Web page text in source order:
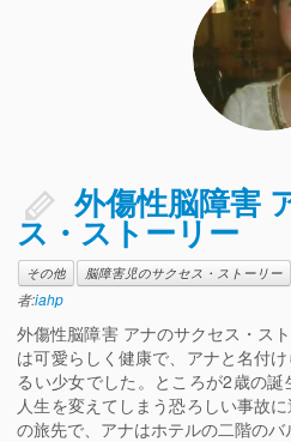
外傷性脳障害
ス・ストーリー
その他 脳障害児のサクセス・ストーリー
者:iahp
外傷性脳障害 アナのサクセス・ス
は可愛らしく健康で、アナと名付
るい少女でした。ところが2歳の
人生を変えてしまう恐ろしい事故
の旅先で、アナはホテルの二階の